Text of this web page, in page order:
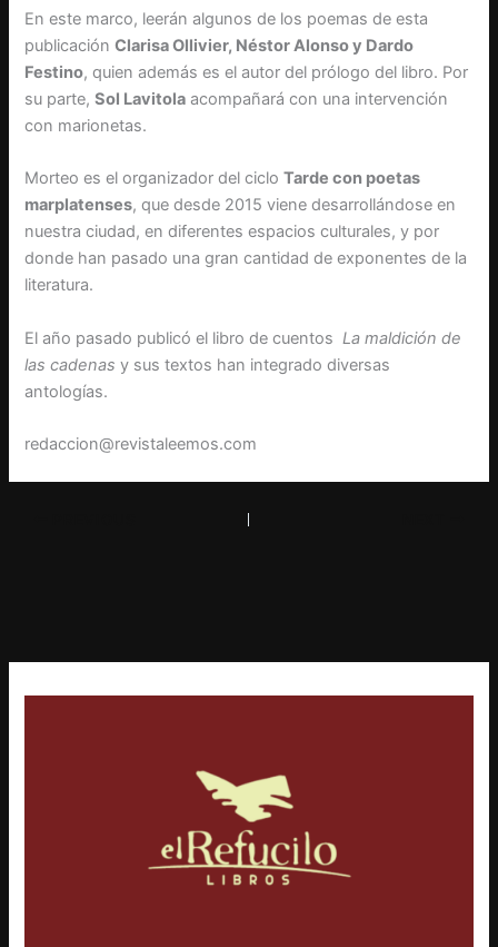
En este marco, leerán algunos de los poemas de esta
publicaciónClarisa Ollivier, Néstor Alonso y Dardo
Festino, quien además es el autor del prólogo del libro. Por
su parte,Sol Lavitola acompañará con una intervención
con marionetas.
Morteo es el organizador del cicloTarde con poetas
marplatenses, que desde 2015 viene desarrollándose en
nuestra ciudad, en diferentes espacios culturales, y por
donde han pasado una gran cantidad de exponentes de la
literatura.
El año pasado publicó el libro de cuentos La maldición de
las cadenas y sus textos han integrado diversas
antologías.
redaccion@revistaleemos.com